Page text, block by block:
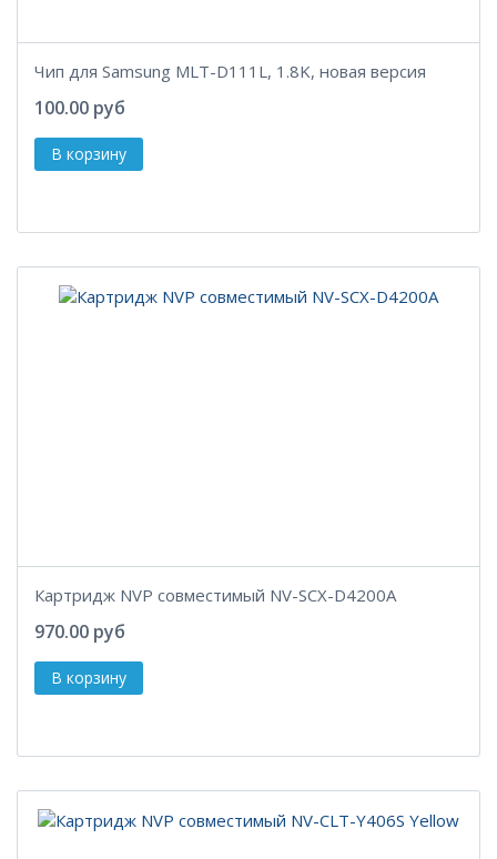
Чип для Samsung MLT-D111L, 1.8K, новая версия
100.00 руб
Картридж NVP совместимый NV-SCX-D4200A
970.00 руб